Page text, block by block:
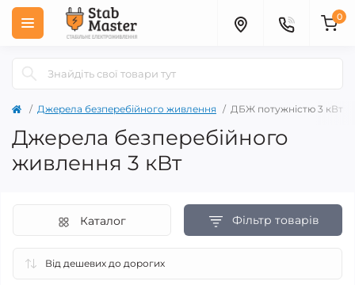
0
Джерела безперебійного живлення ДБЖ потужністю 3 кВт
Джерела безперебійного
живлення 3 кВт
Фільтр товарів
Каталог